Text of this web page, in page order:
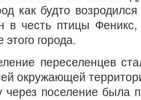
как будто
в честь птицы Феникс,
города.
переселенцев
окружающей
через поселение была